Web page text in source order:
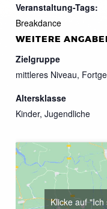
Veranstaltung-Tags:
Breakdance
WEITERE
Zielgruppe
mittleres Niveau,
Altersklasse
Kinder, Jugendliche
Klicke auf